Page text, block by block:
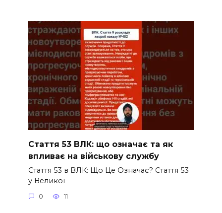
Стаття 53 ВЛК: що означає та як
впливає на військову службу
Стаття 53 в ВЛК: Що Це Означає? Стаття 53
у Великої
0 11